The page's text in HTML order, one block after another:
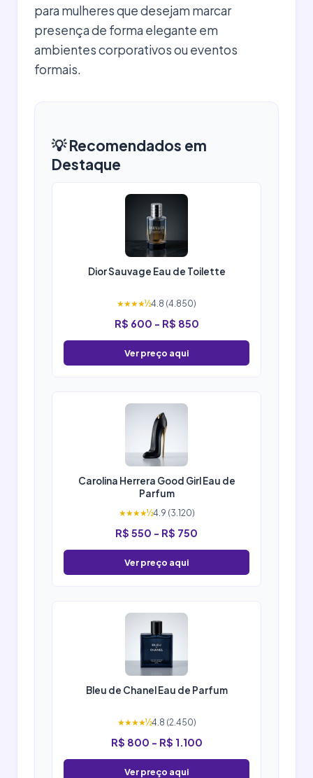
para mulheres que desejam marcar
presença de forma elegante em
ambientes corporativos ou eventos
formais.
💡 Recomendados em
Destaque
Dior Sauvage Eau de Toilette
★★★★½4.8 (4.850)
R$ 600 - R$ 850
Ver preço aqui
Carolina Herrera Good Girl Eau de
Parfum
★★★★½4.9 (3.120)
R$ 550 - R$ 750
Ver preço aqui
Bleu de Chanel Eau de Parfum
★★★★½4.8 (2.450)
R$ 800 - R$ 1.100
Ver preço aqui